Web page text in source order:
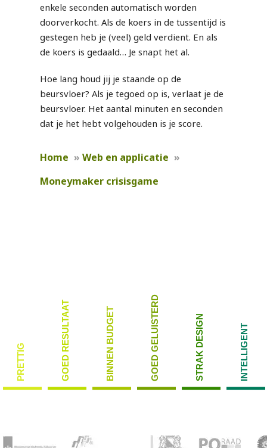
enkele seconden automatisch worden
doorverkocht. Als de koers in de tussentijd is
gestegen heb je (veel) geld verdient. En als
de koers is gedaald… Je snapt het al.
Hoe lang houd jij je staande op de
beursvloer? Als je tegoed op is, verlaat je de
beursvloer. Het aantal minuten en seconden
dat je het hebt volgehouden is je score.
Home »Web en applicatie »
Moneymaker crisisgame
PRETTIG GOED RESULTAAT BINNEN BUDGET GOED GELUISTERD STRAK DESIGN INTELLIGENT